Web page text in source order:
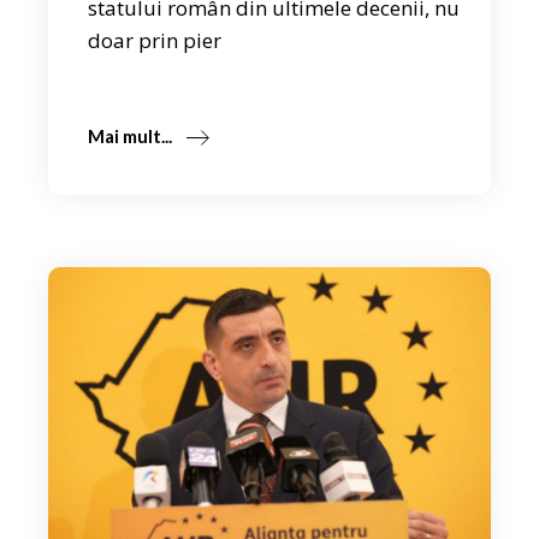
statului român din ultimele decenii, nu
doar prin pier
Mai mult...